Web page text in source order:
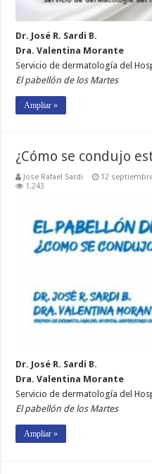
Dr. José R. Sardi B.
Dra. Valentina Morante
Servicio de dermatología del
El pabellón de los Martes
Ampliar »
¿Cómo se condujo
Jose Rafael Sardi 12
1,243
Dr. José R. Sardi B.
Dra. Valentina Morante
Servicio de dermatología del
El pabellón de los Martes
Ampliar »